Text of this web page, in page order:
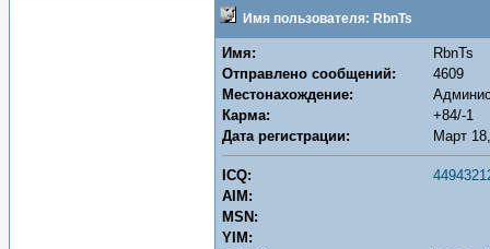
Имя пользователя: RbnTs
Имя:
RbnTs
Отправлено сообщений:
4609
Местонахождение:
Карма:
+84/-1
Дата регистрации:
Март
ICQ:
AIM:
MSN:
YIM: